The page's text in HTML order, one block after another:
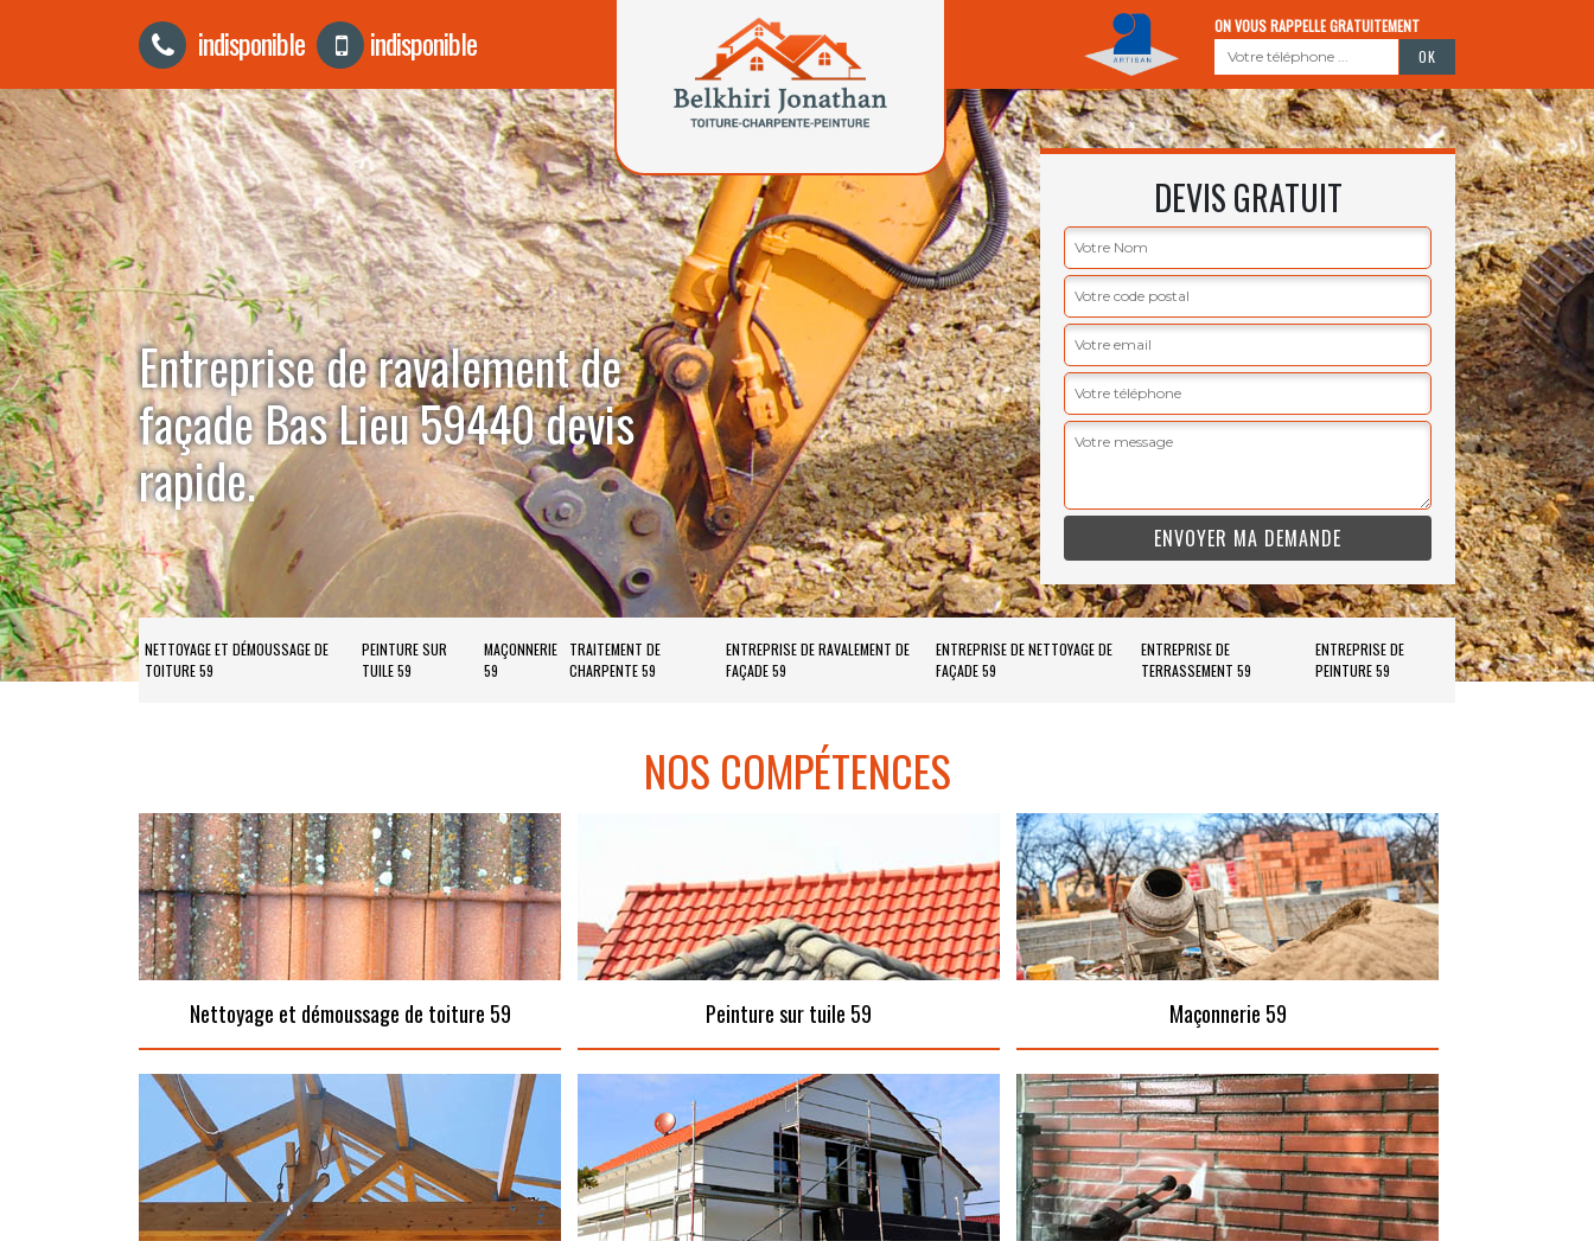
indisponible indisponible ON VOUS RAPPELLE GRATUITEMENT
Entreprise de ravalement de
façade Bas Lieu 59440 devis
rapide.
DEVIS GRATUIT
NETTOYAGE ET DÉMOUSSAGE DE
TOITURE 59
PEINTURE SUR
TUILE 59
MAÇONNERIE
59
TRAITEMENT DE
CHARPENTE 59
ENTREPRISE DE RAVALEMENT DE
FAÇADE 59
ENTREPRISE DE NETTOYAGE DE
FAÇADE 59
ENTREPRISE DE
TERRASSEMENT 59
ENTREPRISE DE
PEINTURE 59
NOS COMPÉTENCES
Nettoyage et démoussage de toiture 59 Peinture sur tuile 59 Maçonnerie 59